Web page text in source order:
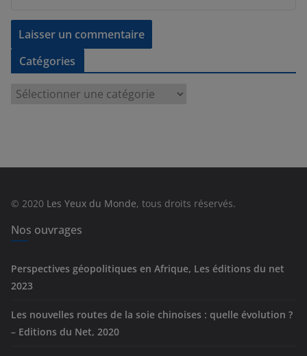
Catégories
e
s
© 2020 Les Yeux du Monde, tous droits réservés.
Nos ouvrages
Perspectives géopolitiques en Afrique, Les éditions du net
2023
Les nouvelles routes de la soie chinoises : quelle évolution ?
– Editions du Net, 2020